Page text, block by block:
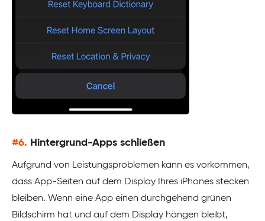
#6. Hintergrund-Apps schließen
Aufgrund von Leistungsproblemen kann es vorkommen,
dass App-Seiten auf dem Display Ihres iPhones stecken
bleiben. Wenn eine App einen durchgehend grünen
Bildschirm hat und auf dem Display hängen bleibt,